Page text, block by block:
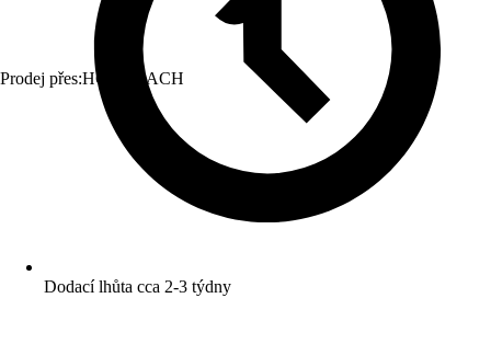
Prodej přes:HORNBACH
Dodací lhůta cca 2-3 týdny